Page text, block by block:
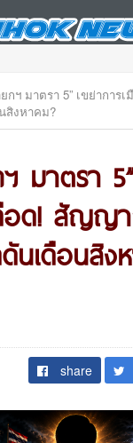
ยกฯ มาตรา 5” เขย่ากา
สิงหาคม?
มาตรา
ดือด! สัญญ
นเดือนสิง
share